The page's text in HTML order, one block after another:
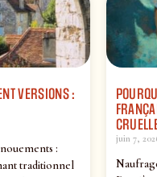
VERSIONS :
:
traditionnel
juin 7,